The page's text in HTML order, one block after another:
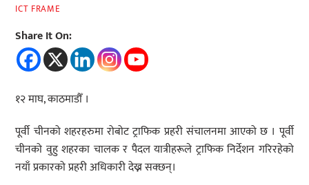
ICT FRAME
Share It On:
१२ माघ, काठमाडौँ ।
पूर्वी चीनको शहरहरुमा रोबोट ट्राफिक प्रहरी संचालनमा आएको छ । पूर्वी
चीनको वुहु शहरका चालक र पैदल यात्रीहरूले ट्राफिक निर्देशन गरिरहेको
नयाँ प्रकारको प्रहरी अधिकारी देख्न सक्छन्।